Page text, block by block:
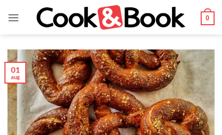
naar
0
01
aug